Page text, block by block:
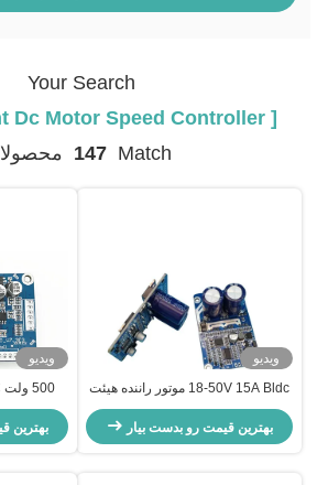
Your Search
[ High Current Dc Motor Speed Controller ]
147
ویدیو
18-50V 15A Bldc موتور راننده هیئت
مدیره برای بدون سنسور Bldc موتور
Dc کنترل کننده سرعت موتور JYQD-
V8.5E
بهترین قیمت رو بدست بیار
ویدیو
بهترین